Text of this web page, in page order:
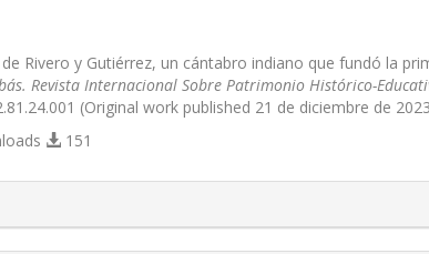
Rivero y Gutiérrez, un cántabro indiano que fundó la
Revista Internacional Sobre Patrimonio Histórico-
(Original work published 21 de diciembre de
151